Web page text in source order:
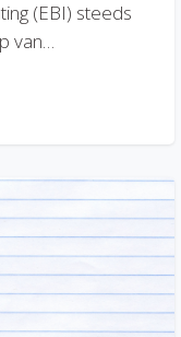
(EBI) steeds
van…